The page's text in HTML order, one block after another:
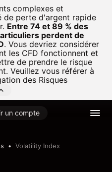
complexes et
de perte d'argent rapide
Entre 74 et 89 % des
perdent de
. Vous devriez considérer
les CFD fonctionnent et
de prendre le risque
Veuillez vous référer à
des Risques
un compte
Volatility Index